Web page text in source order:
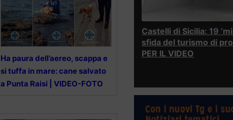
Ha paura dell’aereo, scappa e
si tuffa in mare: cane salvato
a Punta Raisi | VIDEO-FOTO
Castelli di Sicilia: 19
sfida del turismo di
PER IL VIDEO